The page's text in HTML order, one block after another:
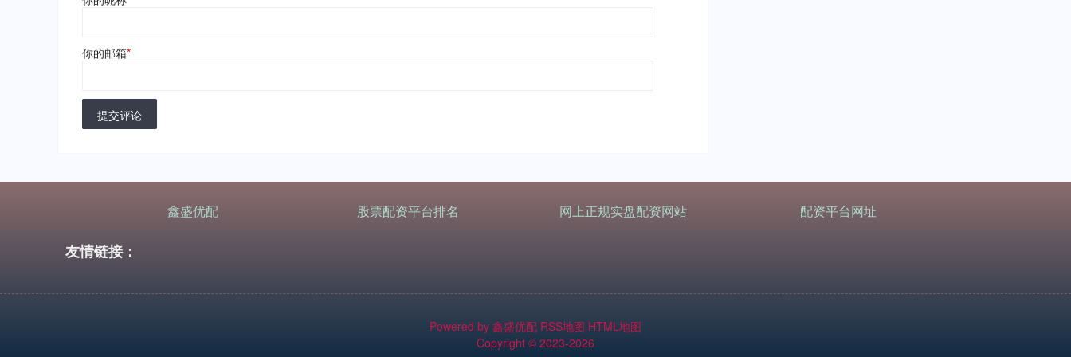
你的邮箱*
提交评论
鑫盛优配 股票配资平台排名 网上正规实盘配资网站 配资平台网址
友情链接：
Powered by 鑫盛优配 RSS地图 HTML地图
Copyright © 2023-2026